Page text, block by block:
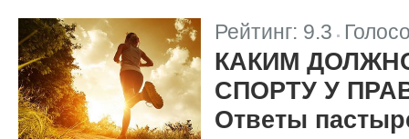
Рейтинг: 9.3 |
КАКИМ
СПОРТУ У
Ответы